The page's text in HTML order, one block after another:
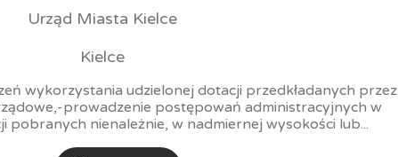
Urząd Miasta Kielce
Kielce
wykorzystania udzielonej dotacji przedkładanych przez
prowadzenie postępowań administracyjnych w
pobranych nienależnie, w nadmiernej wysokości lub...